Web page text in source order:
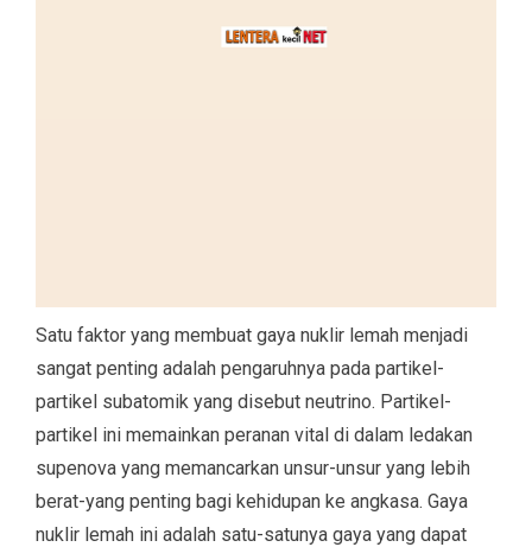
Satu faktor yang membuat gaya nuklir lemah menjadi
sangat penting adalah pengaruhnya pada partikel-
partikel subatomik yang disebut neutrino. Partikel-
partikel ini memainkan peranan vital di dalam ledakan
supenova yang memancarkan unsur-unsur yang lebih
berat-yang penting bagi kehidupan ke angkasa. Gaya
nuklir lemah ini adalah satu-satunya gaya yang dapat